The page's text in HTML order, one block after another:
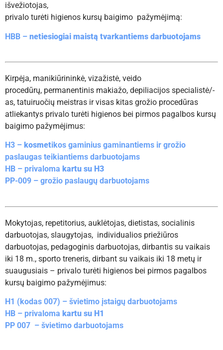
išvežiotojas,
privalo turėti higienos kursų baigimo pažymėjimą:
HBB – netiesiogiai maistą tvarkantiems darbuotojams
Kirpėja, manikiūrininkė, vizažistė, veido
procedūrų, permanentinis makiažo, depiliacijos specialistė/-
as, tatuiruočių meistras ir visas kitas grožio procedūras
atliekantys privalo turėti higienos bei pirmos pagalbos kursų
baigimo pažymėjimus:
H3 – kosmetikos gaminius gaminantiems ir grožio
paslaugas teikiantiems darbuotojams
HB – privaloma kartu su H3
PP-009 – grožio paslaugų darbuotojams
Mokytojas, repetitorius, auklėtojas, dietistas, socialinis
darbuotojas, slaugytojas, individualios priežiūros
darbuotojas, pedagoginis darbuotojas, dirbantis su vaikais
iki 18 m., sporto treneris, dirbant su vaikais iki 18 metų ir
suaugusiais – privalo turėti higienos bei pirmos pagalbos
kursų baigimo pažymėjimus:
H1 (kodas 007) – švietimo įstaigų darbuotojams
HB – privaloma kartu su H1
PP 007 – švietimo darbuotojams